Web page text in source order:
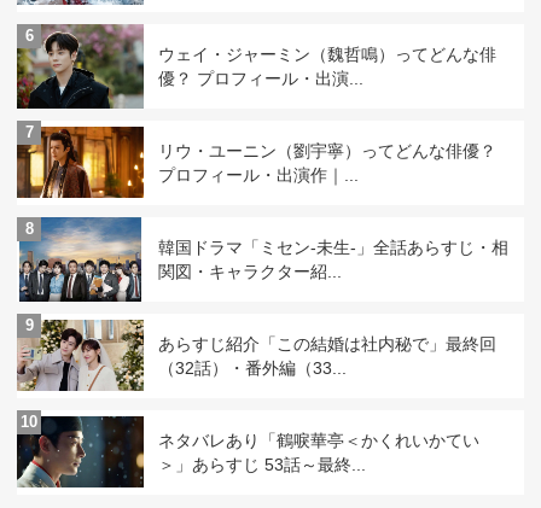
6
ウェイ・ジャーミン（魏哲鳴）ってどんな俳
優？ プロフィール・出演...
7
リウ・ユーニン（劉宇寧）ってどんな俳優？
プロフィール・出演作｜...
8
韓国ドラマ「ミセン-未生-」全話あらすじ・相
関図・キャラクター紹...
9
あらすじ紹介「この結婚は社内秘で」最終回
（32話）・番外編（33...
10
ネタバレあり「鶴唳華亭＜かくれいかてい
＞」あらすじ 53話～最終...